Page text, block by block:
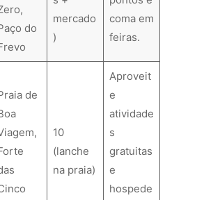
do
mercado
)
coma em
feiras.
de
10
(lanche
na praia)
Aproveit
e
atividade
s
gratuitas
e
hospede